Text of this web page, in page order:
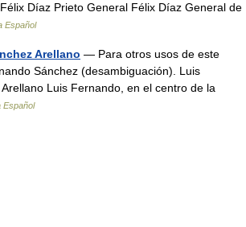
Díaz Prieto General Félix Díaz General de
Español
Arellano — Para otros usos de este
Sánchez (desambiguación). Luis
Luis Fernando, en el centro de la
Español